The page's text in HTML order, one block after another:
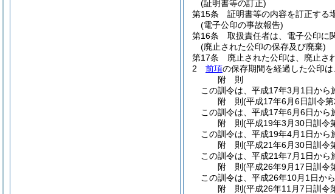
(証明書等の訂正)
第15条
証明書等の内容を訂正する
(電子公印の事故報告)
第16条
取扱責任者は、電子公印に
(廃止された公印の保存及び廃棄)
第17条
廃止された公印は、廃止さ
2
前項の保存期間を経過した公印
附 則
この訓令は、平成17年3月1日から
附 則(平成17年6月6日訓令
この訓令は、平成17年6月6日から
附 則(平成19年3月30日訓令
この訓令は、平成19年4月1日から
附 則(平成21年6月30日訓令
この訓令は、平成21年7月1日から
附 則(平成26年9月17日訓令
この訓令は、平成26年10月1日から
附 則(平成26年11月7日訓令